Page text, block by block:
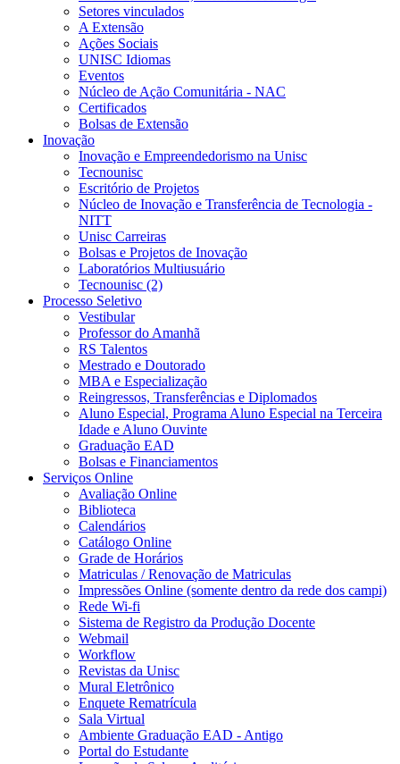
Setores vinculados
A Extensão
Ações Sociais
UNISC Idiomas
Eventos
Núcleo de Ação Comunitária - NAC
Certificados
Bolsas de Extensão
Inovação
Inovação e Empreendedorismo na Unisc
Tecnounisc
Escritório de Projetos
Núcleo de Inovação e Transferência de Tecnologia -
NITT
Unisc Carreiras
Bolsas e Projetos de Inovação
Laboratórios Multiusuário
Tecnounisc (2)
Processo Seletivo
Vestibular
Professor do Amanhã
RS Talentos
Mestrado e Doutorado
MBA e Especialização
Reingressos, Transferências e Diplomados
Aluno Especial, Programa Aluno Especial na Terceira
Idade e Aluno Ouvinte
Graduação EAD
Bolsas e Financiamentos
Serviços Online
Avaliação Online
Biblioteca
Calendários
Catálogo Online
Grade de Horários
Matriculas / Renovação de Matriculas
Impressões Online (somente dentro da rede dos campi)
Rede Wi-fi
Sistema de Registro da Produção Docente
Webmail
Workflow
Revistas da Unisc
Mural Eletrônico
Enquete Rematrícula
Sala Virtual
Ambiente Graduação EAD - Antigo
Portal do Estudante